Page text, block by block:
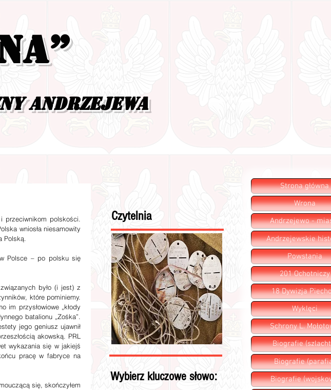
Andrzejewa
wniosła niesamowity
Polską.
Polsce – po polsku się
które pominiemy.
im przysłowiowe „kłody
batalionu „Zośka”.
jego geniusz ujawnił
akowską. PRL
wykazania się w jakiejś
pracę w fabryce na
się, skończyłem
Czytelnia
Wybierz kluczowe słowo:
Strona główna
Wrona
Andrzejewo -
Andrzejewskie
Powstania
201 Ochotniczy
18 Dywizja
Wyklęci
Schrony L.
Biografie
Biografie
Biografie